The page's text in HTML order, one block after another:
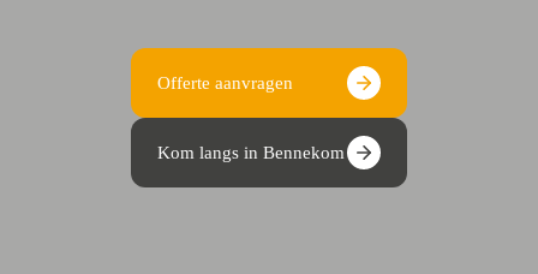
Offerte aanvragen
Kom langs in Bennekom